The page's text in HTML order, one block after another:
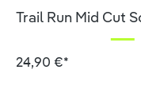
Durchschnittliche
Trail Run Mid Cut
24,90 €*